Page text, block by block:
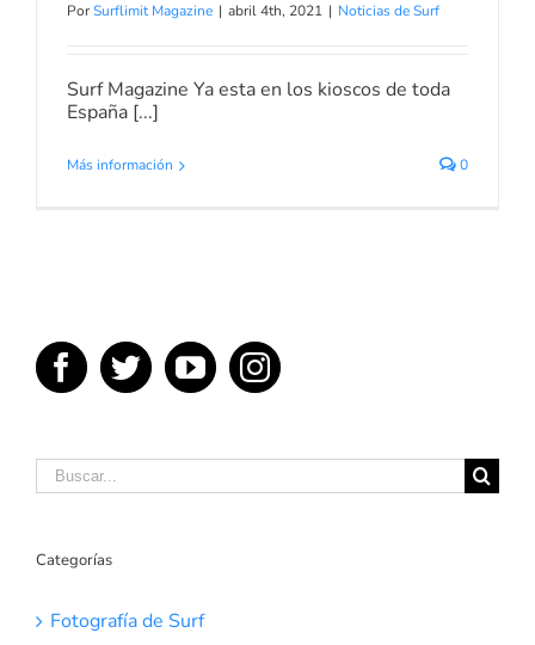
PorSurflimit Magazine | abril 4th, 2021 | Noticias de Surf
Surf Magazine Ya esta en los kioscos de toda
España [...]
Más información 0
Buscar:
Categorías
Fotografía de Surf